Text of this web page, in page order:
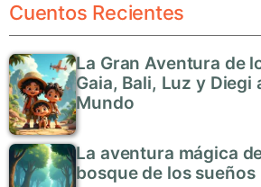
Cuentos Recientes
La Gran Aventura de
Gaia, Bali, Luz y Diegi
Mundo
La aventura mágica
bosque de los sueños